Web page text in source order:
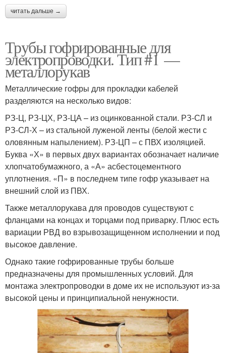
читать дальше →
Трубы гофрированные для
электропроводки. Тип #1 —
металлорукав
Металлические гофры для прокладки кабелей
разделяются на несколько видов:
РЗ-Ц, РЗ-ЦХ, РЗ-ЦА – из оцинкованной стали. РЗ-СЛ и
РЗ-СЛ-Х – из стальной луженой ленты (белой жести с
оловянным напылением). РЗ-ЦП – с ПВХ изоляцией.
Буква «Х» в первых двух вариантах обозначает наличие
хлопчатобумажного, а «А» асбестоцементного
уплотнения. «П» в последнем типе гофр указывает на
внешний слой из ПВХ.
Также металлорукава для проводов существуют с
фланцами на концах и торцами под приварку. Плюс есть
вариации РВД во взрывозащищенном исполнении и под
высокое давление.
Однако такие гофрированные трубы больше
предназначены для промышленных условий. Для
монтажа электропроводки в доме их не используют из-за
высокой цены и принципиальной ненужности.